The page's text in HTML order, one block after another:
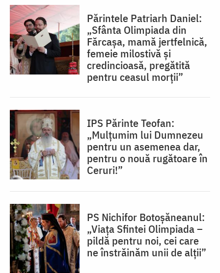
Părintele Patriarh Daniel:
„Sfânta Olimpiada din
Fărcașa, mamă jertfelnică,
femeie milostivă și
credincioasă, pregătită
pentru ceasul morții”
IPS Părinte Teofan:
„Mulțumim lui Dumnezeu
pentru un asemenea dar,
pentru o nouă rugătoare în
Ceruri!”
PS Nichifor Botoșăneanul:
„Viața Sfintei Olimpiada –
pildă pentru noi, cei care
ne înstrăinăm unii de alții”